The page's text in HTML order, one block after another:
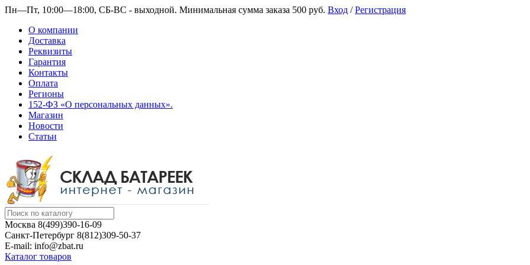
Пн—Пт, 10:00—18:00, СБ-ВС - выходной. Минимальная сумма заказа 500 руб. Вход /Регистрация
О компании
Доставка
Реквизиты
Гарантия
Контакты
Оплата
Регионы
152-ФЗ «О персональных данных».
Магазин
Новости
Статьи
Москва 8(499)390-16-09
Санкт-Петербург 8(812)309-50-37
E-mail: info@zbat.ru
Каталог товаров